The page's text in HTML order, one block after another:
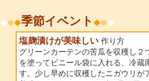
◆◆◆季節イベント ◆◆◆
塩麹漬けが美味しい 作り方
グリーンカーテンの苦瓜を収穫し
を塗ってビニール袋に入れる、冷
す。少し早めに収穫したニガウリが